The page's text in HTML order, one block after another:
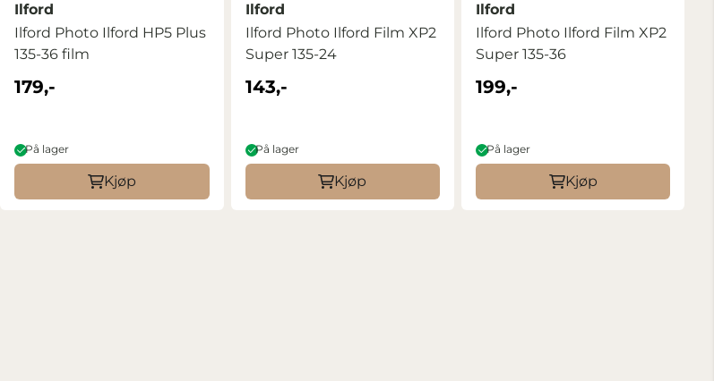
Ilford
Ilford Photo Ilford HP5 Plus
135-36 film
179,-
På lager
Kjøp
Ilford
Ilford Photo Ilford Film XP2
Super 135-24
143,-
På lager
Kjøp
Ilford
Ilford Photo Ilford Film XP2
Super 135-36
199,-
På lager
Kjøp